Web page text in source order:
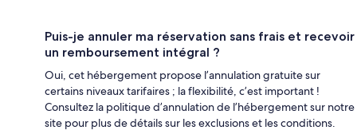
Puis-je annuler ma réservation sans frais et recevoir
un remboursement intégral ?
Oui, cet hébergement propose l’annulation gratuite sur
certains niveaux tarifaires ; la flexibilité, c’est important !
Consultez la politique d’annulation de l’hébergement sur notre
site pour plus de détails sur les exclusions et les conditions.